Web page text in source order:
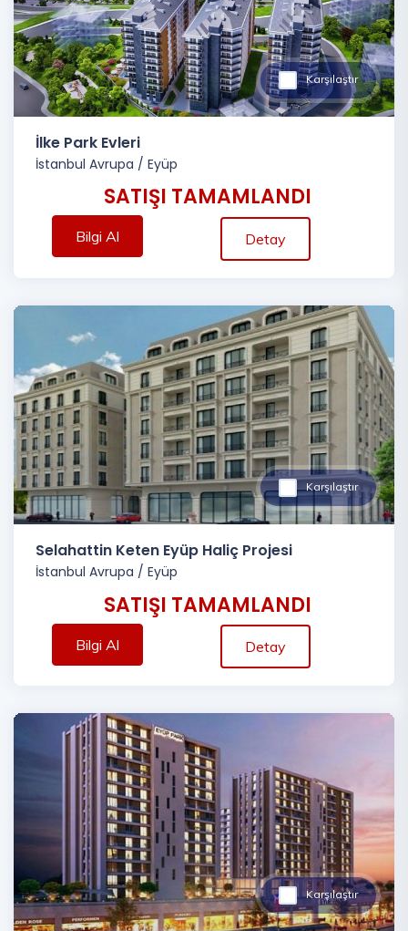
Karşılaştır
İlke Park Evleri
İstanbul Avrupa / Eyüp
SATIŞI TAMAMLANDI
Bilgi Al Detay
Karşılaştır
Selahattin Keten Eyüp Haliç Projesi
İstanbul Avrupa / Eyüp
SATIŞI TAMAMLANDI
Bilgi Al Detay
Karşılaştır